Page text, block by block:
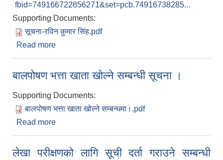
fbid=749166722856271&set=pcb.74916738285...
Supporting Documents:
सूचना-रविन कुमार सिंह.pdf
Read more
बालपोषण भत्ता खाता खोल्ने सम्बन्धी सूचना ।
Supporting Documents:
बालपोषण भत्ता खाता खोल्ने सम्बन्धमा।.pdf
Read more
लेखा परीक्षणको लागि सूची दर्ता गराउने सम्बन्धी